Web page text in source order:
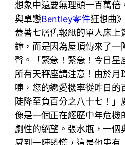
想象中還要無理頭一百萬倍
與單戀Bentley零件狂想曲
蓋著七層舊報紙的單人床上
鐘，而是因為屋頂傳來了一
聲。「緊急！緊急！今日星
所有天秤座請注意！由於月
嚏，您的戀愛機率從昨日的
陡降至負百分之八十七！」
像是一個正在經歷中年危機
劇性的絕望。張水瓶，一個
感到一陣恐慌，這是他患有